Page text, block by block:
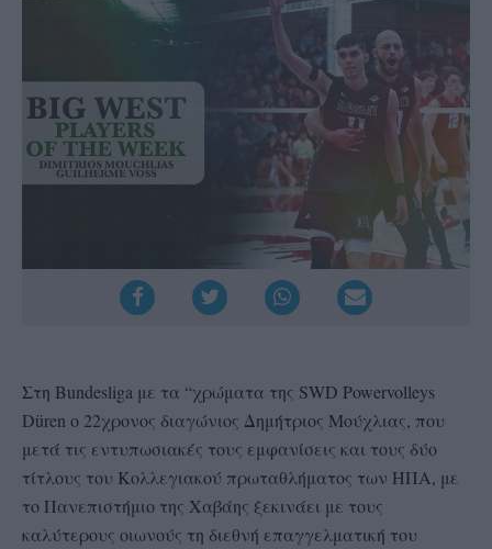
Στη Bundesliga με τα “χρώματα της SWD Powervolleys
Düren ο 22χρονος διαγώνιος Δημήτριος Μούχλιας, που
μετά τις εντυπωσιακές τους εμφανίσεις και τους δύο
τίτλους του Κολλεγιακού πρωταθλήματος των ΗΠΑ, με
το Πανεπιστήμιο της Χαβάης ξεκινάει με τους
καλύτερους οιωνούς τη διεθνή επαγγελματική του